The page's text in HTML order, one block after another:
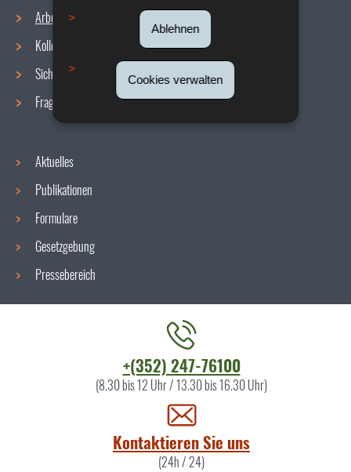
Ablehnen
Cookies verwalten
Navigationsmenü
Arbeitsbedingungen
Kollektive Vereinbarungen
Sicherheit/Gesundheit am Arbeitsplatz
Fragen / Antworten
Aktuelles
Publikationen
Formulare
Gesetzgebung
Pressebereich
+(352) 247-76100
(8.30 bis 12 Uhr / 13.30 bis 16.30 Uhr)
Kontaktieren Sie uns
(24h / 24)